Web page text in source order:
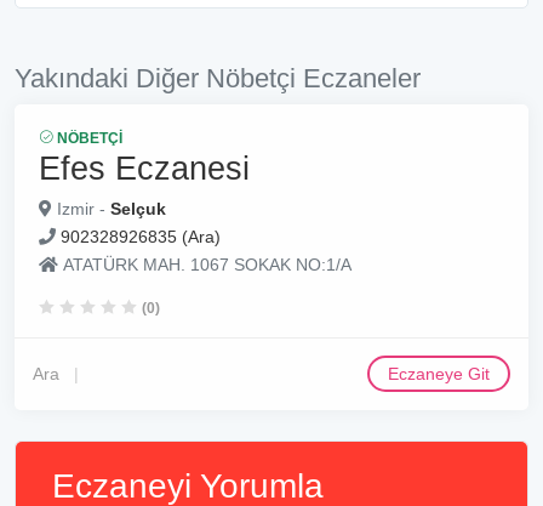
Yakındaki Diğer Nöbetçi Eczaneler
NÖBETÇI
Efes Eczanesi
Izmir - Selçuk
902328926835 (Ara)
ATATÜRK MAH. 1067 SOKAK NO:1/A
(0)
Ara Eczaneye Git
Eczaneyi Yorumla